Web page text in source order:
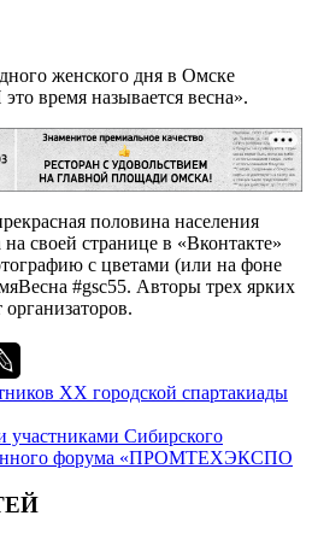
женского дня в Омске
время называется весна».
половина населения
своей странице в «Вконтакте»
с цветами (или на фоне
#gsc55. Авторы трех ярких
XX городской спартакиады
участниками Сибирского
форума «ПРОМТЕХЭКСПО